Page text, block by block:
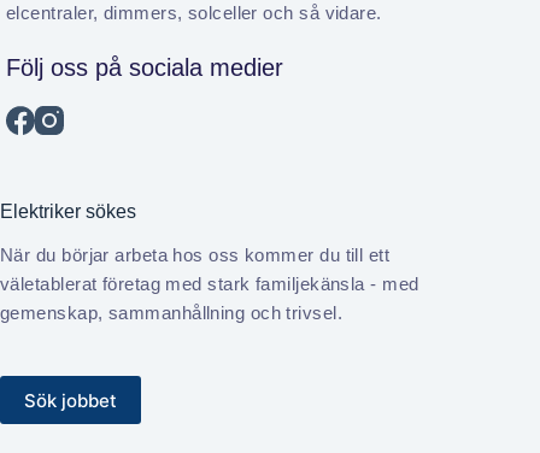
elcentraler, dimmers, solceller och så vidare.
Följ oss på sociala medier
Elektriker sökes
När du börjar arbeta hos oss kommer du till ett
väletablerat företag med stark familjekänsla - med
gemenskap, sammanhållning och trivsel.
Sök jobbet